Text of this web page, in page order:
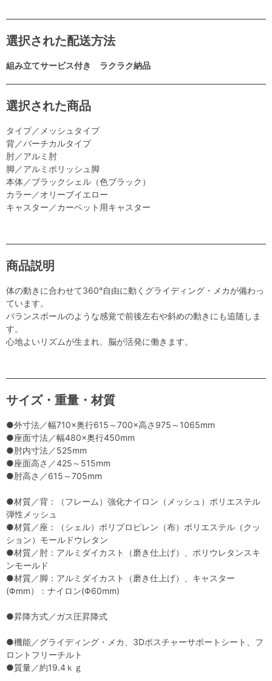
選択された配送方法
組み立てサービス付き ラクラク納品
選択された商品
タイプ／メッシュタイプ
背／バーチカルタイプ
肘／アルミ肘
脚／アルミポリッシュ脚
本体／ブラックシェル（色ブラック）
カラー／オリーブイエロー
キャスター／カーペット用キャスター
商品説明
体の動きに合わせて360°自由に動くグライディング・メカが備わっ
ています。
バランスボールのような感覚で前後左右や斜めの動きにも追随しま
す。
心地よいリズムが生まれ、脳が活発に働きます。
サイズ・重量・材質
●外寸法／幅710×奥行615～700×高さ975～1065mm
●座面寸法／幅480×奥行450mm
●肘内寸法／525mm
●座面高さ／425～515mm
●肘高さ／615～705mm
●材質／背：（フレーム）強化ナイロン（メッシュ）ポリエステル
弾性メッシュ
●材質／座：（シェル）ポリプロピレン（布）ポリエステル（クッ
ション）モールドウレタン
●材質／肘：アルミダイカスト（磨き仕上げ）、ポリウレタンスキ
ンモールド
●材質／脚：アルミダイカスト（磨き仕上げ）、キャスター
(Φmm）：ナイロン(Φ60mm)
●昇降方式／ガス圧昇降式
●機能／グライディング・メカ、3Dポスチャーサポートシート、フ
ロントフリーチルト
●質量／約19.4ｋｇ